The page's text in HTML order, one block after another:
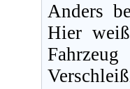
Anders
Hier